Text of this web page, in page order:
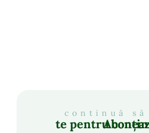
continuă
Abonează-te pentru